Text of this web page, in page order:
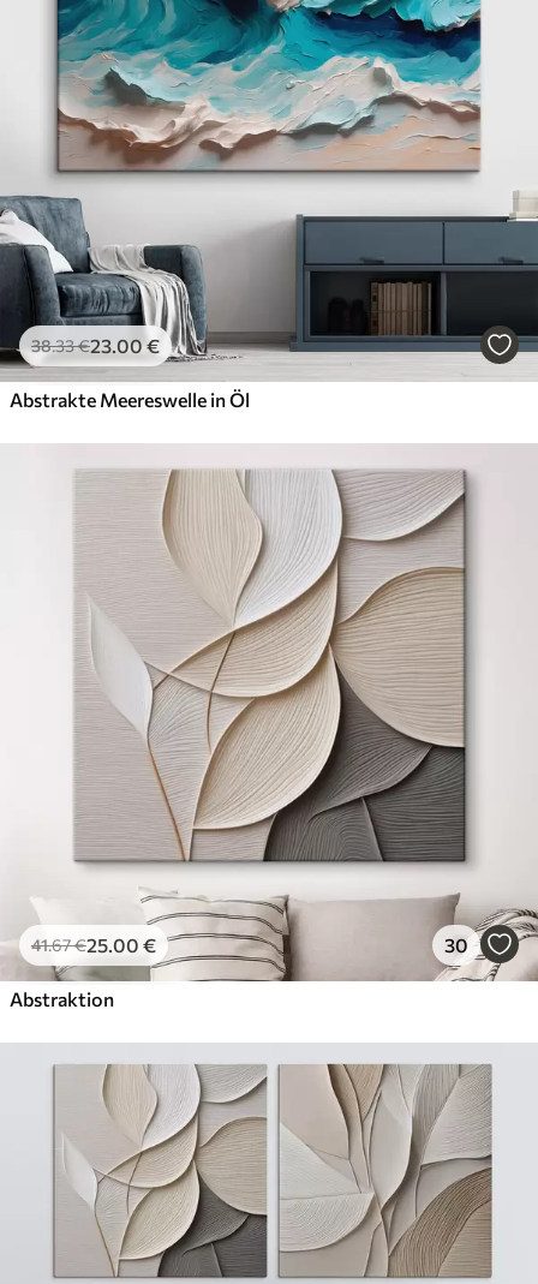
Leinwandähnliche Oberfläche
✗Umweltfreundlich
Künstliche Leinwand
Von29.00€
✓Lebendige, satte Farben
✓Lichtecht
✓ Sichere, geruchlose Tinten
✓Leinwandähnliche Oberfläche
✗Umweltfreundlich
Öko-Premium
Von36.00€
Sichere, geruchlose Tinten
Leinwandähnliche Oberfläche
Umweltfreundlich
38.33€23.00€
Abstrakte Meereswelle in Öl
41.67€25.00 € 30
Abstraktion